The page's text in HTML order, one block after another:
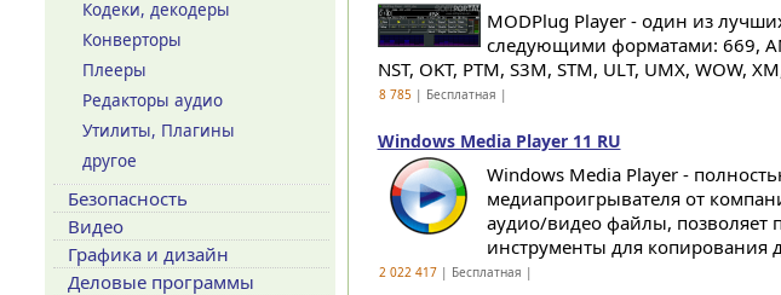
MODPlug Player - один из
следующими форматами: 669,
NST, OKT, PTM, S3M, STM, ULT, UMX, WOW,
8 785| Бесплатная |
Windows Media Player 11 RU
Windows Media Player -
медиапроигрывателя от
аудио/видео файлы, позволяет
инструменты для копирования
2 022 417| Бесплатная |
Кодеки, декодеры
Конверторы
Плееры
Редакторы аудио
Утилиты, Плагины
другое
Безопасность
Видео
Графика и дизайн
Деловые программы